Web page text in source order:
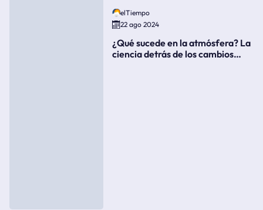
elTiempo
22 ago 2024
¿Qué sucede en la atmósfera? La
ciencia detrás de los cambios